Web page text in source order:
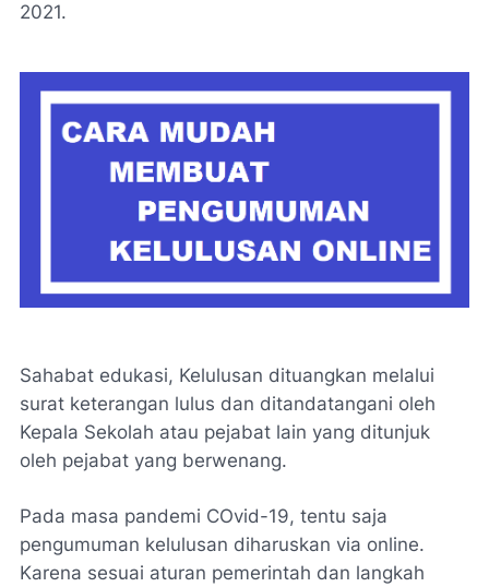
2021.
Sahabat edukasi, Kelulusan dituangkan melalui
surat keterangan lulus dan ditandatangani oleh
Kepala Sekolah atau pejabat lain yang ditunjuk
oleh pejabat yang berwenang.
Pada masa pandemi COvid-19, tentu saja
pengumuman kelulusan diharuskan via online.
Karena sesuai aturan pemerintah dan langkah